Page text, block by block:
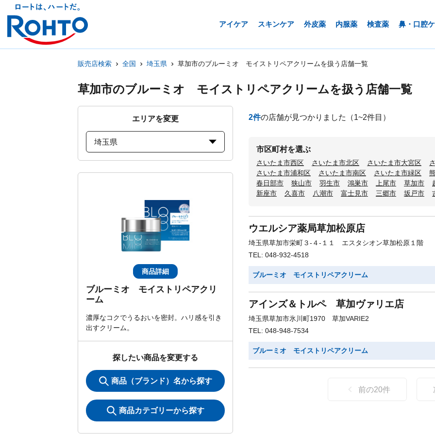
アイケア スキンケア 外皮薬 内服薬 検査薬 鼻・口腔
販売店検索 全国 埼玉県 草加市のブルーミオ モイストリペアクリームを扱う店舗一覧
草加市のブルーミオ モイストリペアクリームを扱う店舗一覧
エリアを変更
埼玉県
商品詳細
ブルーミオ モイストリペアクリ
ーム
濃厚なコクでうるおいを密封。ハリ感を引き
出すクリーム。
探したい商品を変更する
商品（ブランド）名から探す
商品カテゴリーから探す
2件の店舗が見つかりました （1~2件目）
市区町村を選ぶ
さいたま市西区 さいたま市北区 さいたま市大宮区
さいたま市浦和区
さいたま市南区 さいたま市緑区
春日部市
狭山市 羽生市 鴻巣市 上尾市 草加市
新座市
久喜市 八潮市 富士見市 三郷市 坂戸市
ウエルシア薬局草加松原店
埼玉県草加市栄町３-４-１１ エスタシオン草加松原１階
TEL: 048-932-4518
ブルーミオ モイストリペアクリーム
アインズ＆トルペ 草加ヴァリエ店
埼玉県草加市氷川町1970 草加VARIE2
TEL: 048-948-7534
ブルーミオ モイストリペアクリーム
前の20件